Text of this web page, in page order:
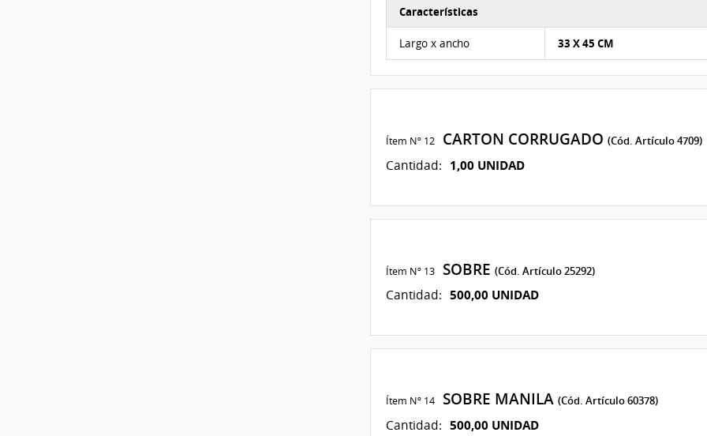
Características
Largo x ancho 33 X 45 CM
Ítem Nº 12CARTON CORRUGADO (Cód. Artículo 4709)
Cantidad: 1,00 UNIDAD
Ítem Nº 13SOBRE (Cód. Artículo 25292)
Cantidad: 500,00 UNIDAD
Ítem Nº 14SOBRE MANILA (Cód. Artículo 60378)
Cantidad: 500,00 UNIDAD